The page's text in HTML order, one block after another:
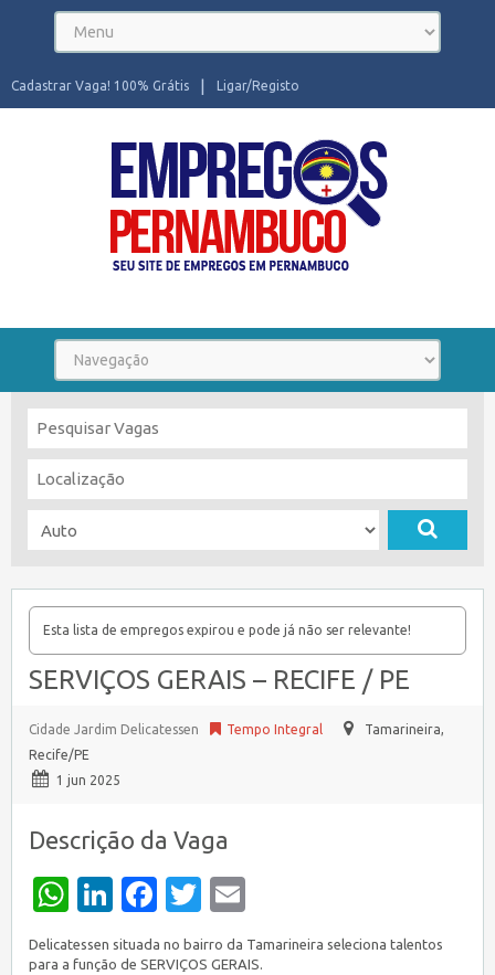
Ligar/Registo
Cadastrar Vaga! 100% Grátis
Esta lista de empregos expirou e pode já não ser relevante!
SERVIÇOS GERAIS – RECIFE / PE
Cidade Jardim Delicatessen Tempo Integral
Tamarineira,
Recife/PE
1 jun 2025
Descrição da Vaga
WhatsApp
LinkedIn
Facebook
Twitter
Delicatessen situada no bairro da Tamarineira seleciona talentos
para a função de SERVIÇOS GERAIS.